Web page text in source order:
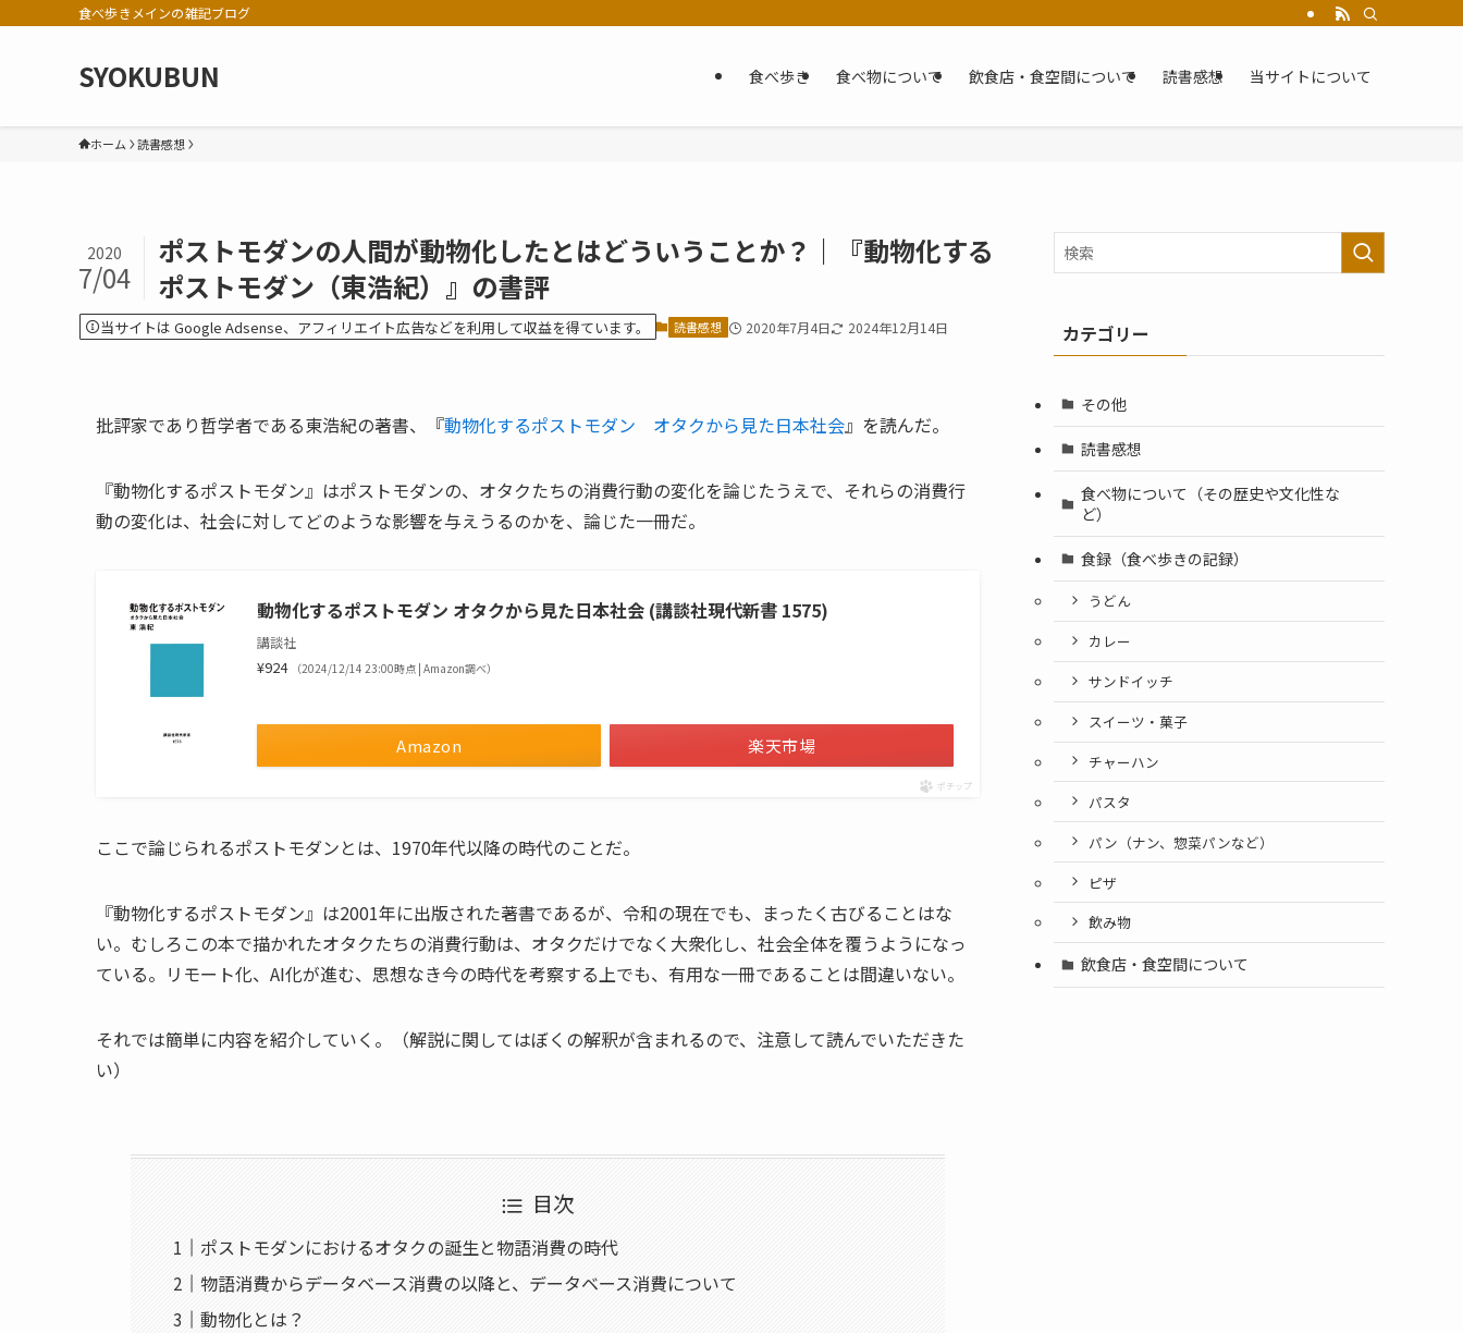
食べ歩きメインの雑記ブログ
SYOKUBUN 食べ歩き 食べ物について 飲食店・食空間について 読書感想 当サイトについて
ホーム 読書感想
ポストモダンの人間が動物化したとはどういうことか？｜『動物化する
ポストモダン（東浩紀）』の書評
2020
7/04
当サイトは Google Adsense、アフィリエイト広告などを利用して収益を得ています。 読書感想 2020年7月4日 2024年12月14日
批評家であり哲学者である東浩紀の著書、『動物化するポストモダン オタクから見た日本社会』を読んだ。
『動物化するポストモダン』はポストモダンの、オタクたちの消費行動の変化を論じたうえで、それらの消費行
動の変化は、社会に対してどのような影響を与えうるのかを、論じた一冊だ。
動物化するポストモダン オタクから見た日本社会 (講談社現代新書 1575)
講談社
¥924 （2024/12/14 23:00時点 | Amazon調べ）
Amazon 楽天市場
ポチップ
ここで論じられるポストモダンとは、1970年代以降の時代のことだ。
『動物化するポストモダン』は2001年に出版された著書であるが、令和の現在でも、まったく古びることはな
い。むしろこの本で描かれたオタクたちの消費行動は、オタクだけでなく大衆化し、社会全体を覆うようになっ
ている。リモート化、AI化が進む、思想なき今の時代を考察する上でも、有用な一冊であることは間違いない。
それでは簡単に内容を紹介していく。（解説に関してはぼくの解釈が含まれるので、注意して読んでいただきた
い）
目次
ポストモダンにおけるオタクの誕生と物語消費の時代
物語消費からデータベース消費の以降と、データベース消費について
動物化とは？
カテゴリー
その他
読書感想
食べ物について（その歴史や文化性な
ど）
食録（食べ歩きの記録）
うどん
カレー
サンドイッチ
スイーツ・菓子
チャーハン
パスタ
パン（ナン、惣菜パンなど）
ピザ
飲み物
飲食店・食空間について